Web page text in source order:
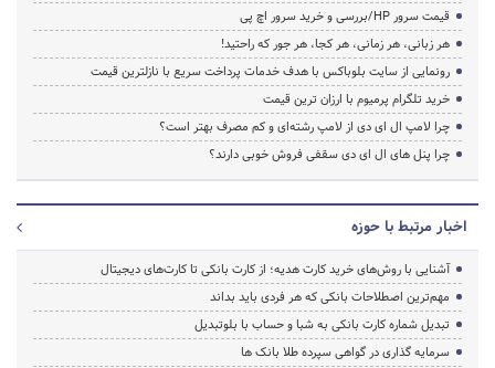
قیمت سرور HP/بررسی و خرید سرور اچ پی
هر زبانی، هر زمانی، هر کجا، هر جور که راحتید!
رونمایی از سایت بلوباکس با هدف خدمات پرداخت سریع با نازلترین قیمت
خرید تلگرام پرمیوم با ارزان ترین قیمت
چرا لامپ ال ای دی از لامپ رشته‌ای و کم مصرف بهتر است؟
چرا پنل های ال ای دی سقفی فروش خوبی دارند؟
اخبار مرتبط با حوزه
آشنایی با روش‌های خرید کارت هدیه؛ از کارت بانکی تا کارت‌های دیجیتال
مهم‌ترین اصطلاحات بانکی که هر فردی باید بداند
تبدیل شماره کارت بانکی به شبا و حساب با بلوتبدیل
سرمایه گذاری در گواهی سپرده طلا بانک ها